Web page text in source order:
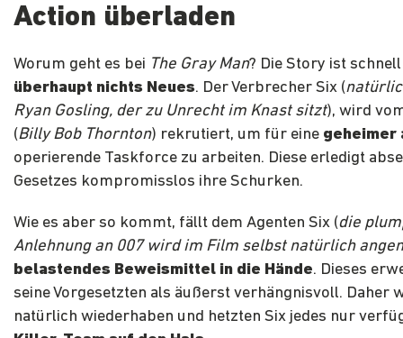
Action überladen
Worum geht es bei The Gray Man? Die Story ist
überhaupt nichts Neues. Der Verbrecher Six (
Ryan Gosling, der zu Unrecht im Knast sitzt), wird
(Billy Bob Thornton) rekrutiert, um für eine geheimer
operierende Taskforce zu arbeiten. Diese erledigt
Gesetzes kompromisslos ihre Schurken.
Wie es aber so kommt, fällt dem Agenten Six (die
Anlehnung an 007 wird im Film selbst natürlich
belastendes Beweismittel in die Hände. Dieses
seine Vorgesetzten als äußerst verhängnisvoll. Daher
natürlich wiederhaben und hetzten Six jedes nur